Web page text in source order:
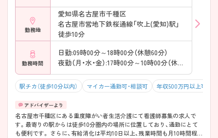
勤務地
愛知県名古屋市千種区
名古屋市営地下鉄桜通線「吹上(愛知)駅」
徒歩10分
勤務時間
日勤:09時00分～18時00分（休憩60分）
夜勤（月・水・金）:17時00分～10時00分（休憩120分）
駅チカ（徒歩10分以内） マイカー通勤可・相談可 年収500万円以上可
名古屋市千種区にある重度障がい者生活介護にて看護師募集の求人で
す。最寄りの駅からは徒歩10分圏内の場所に位置しており、通勤にとて
も便利です。 さらに、有給消化は平均10日以上、残業時間も月10時間程度